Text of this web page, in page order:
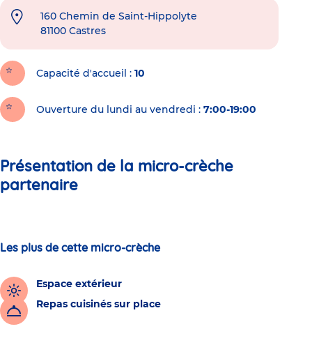
160 Chemin de Saint-Hippolyte
81100 Castres
Capacité d'accueil 10
Ouverture du lundi au vendredi : 7:00-19:00
Présentation de la micro-crèche
partenaire
Les plus de cette micro-crèche
Espace extérieur
Repas cuisinés sur place